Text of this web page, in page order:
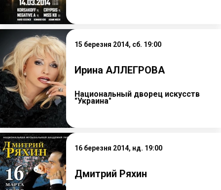
15 березня 2014, сб. 19:00
Ирина АЛЛЕГРОВА
Национальный дворец искусств
"Украина"
16 березня 2014, нд. 19:00
Дмитрий Ряхин